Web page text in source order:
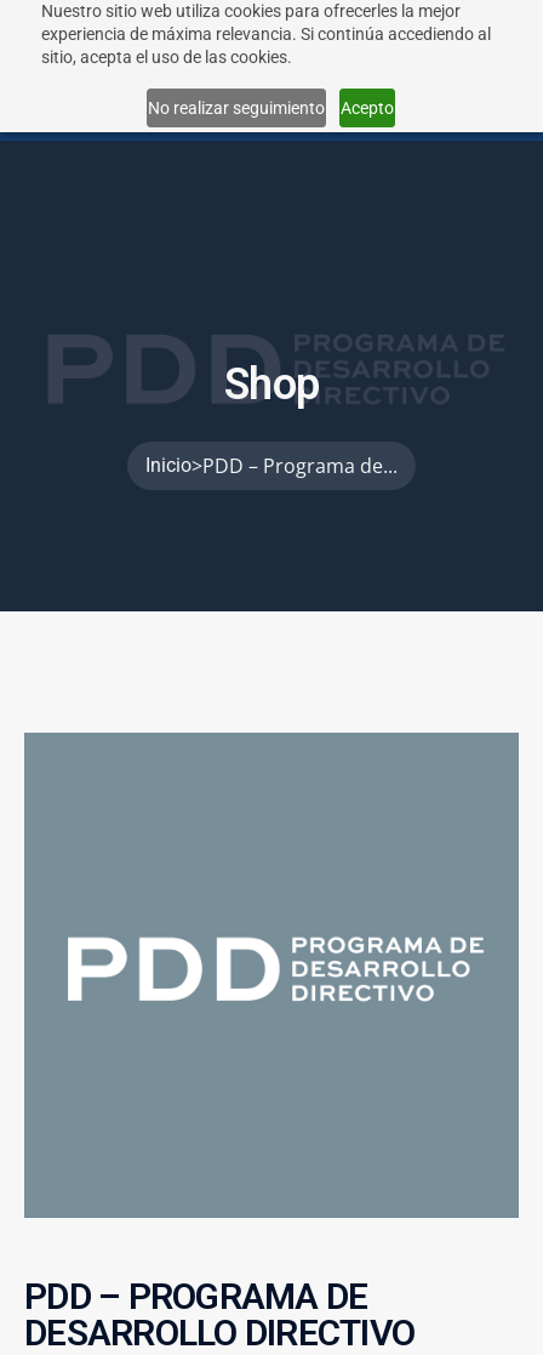
Nuestro sitio web utiliza cookies para ofrecerles la mejor
experiencia de máxima relevancia. Si continúa accediendo al
sitio, acepta el uso de las cookies.
No realizar seguimiento Acepto
Shop
Inicio>PDD – Programa de...
PDD – PROGRAMA DE
DESARROLLO DIRECTIVO